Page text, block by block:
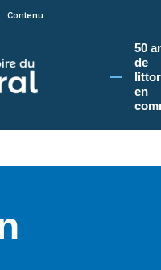
Conservatoire du littoral, vous
Contenu
50
de
en